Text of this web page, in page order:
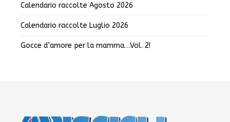
Calendario raccolte Agosto 2026
Calendario raccolte Luglio 2026
Gocce d’amore per la mamma…Vol. 2!